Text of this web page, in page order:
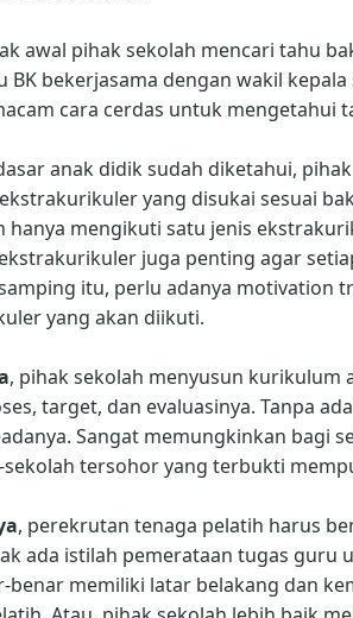
awal pihak sekolah mencari tahu
BK bekerjasama dengan wakil
cara cerdas untuk mengetahui
anak didik sudah diketahui,
yang disukai sesuai
hanya mengikuti satu jenis
juga penting agar
itu, perlu adanya motivation
yang akan diikuti.
, pihak sekolah menyusun kurikulum
target, dan evaluasinya. Tanpa
Sangat memungkinkan bagi
sekolah tersohor yang terbukti
, perekrutan tenaga pelatih harus
ada istilah pemerataan tugas guru
benar memiliki latar belakang dan